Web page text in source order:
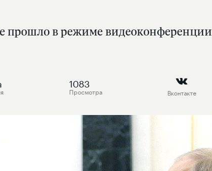
прошло в режиме видеоконференции
1083
Просмотра Вконтакте